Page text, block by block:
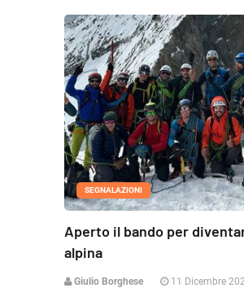
SEGNALAZIONI
Aperto il bando per
alpina
Giulio Borghese 11 Dicembre